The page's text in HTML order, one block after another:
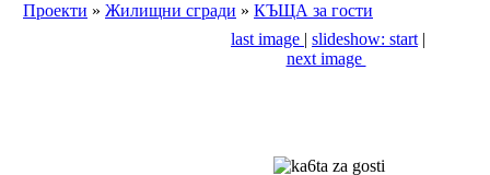
Проекти » Жилищни сгради » КЪЩА за гости
last image | slideshow: start |
next image